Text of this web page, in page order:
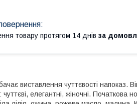
товару протягом 14 днів за
виставлення чуттєвості напоказ.
елегантні, жіночні. Початкова